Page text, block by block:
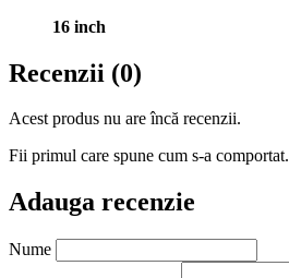
16 inch
Recenzii (0)
Acest produs nu are încă recenzii.
Fii primul care spune cum s-a comportat.
Adauga recenzie
Nume